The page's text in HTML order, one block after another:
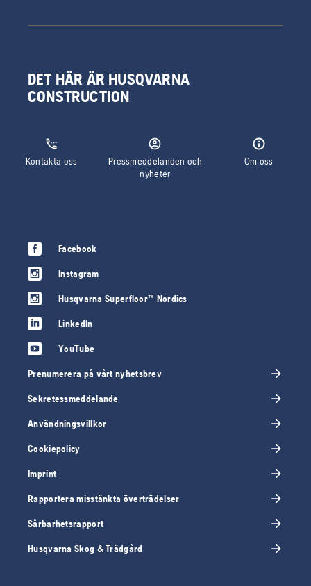
DET HÄR ÄR HUSQVARNA
CONSTRUCTION
Kontakta oss
Pressmeddelanden och
nyheter
Om oss
Facebook
Instagram
Husqvarna Superfloor™ Nordics
LinkedIn
YouTube
Prenumerera på vårt nyhetsbrev
Sekretessmeddelande
Användningsvillkor
Cookiepolicy
Imprint
Rapportera misstänkta överträdelser
Sårbarhetsrapport
Husqvarna Skog & Trädgård